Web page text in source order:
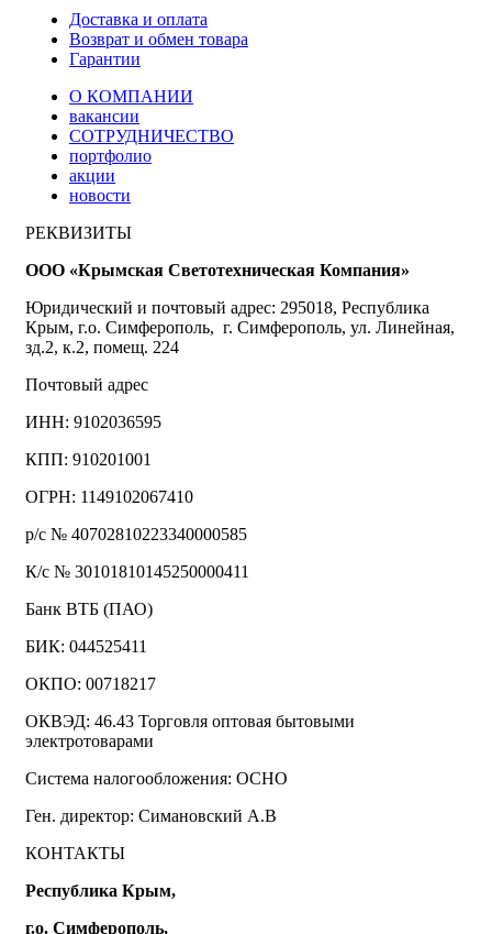
Доставка и оплата
Возврат и обмен товара
Гарантии
О КОМПАНИИ
вакансии
СОТРУДНИЧЕСТВО
портфолио
акции
новости
РЕКВИЗИТЫ
ООО «Крымская Светотехническая Компания»
Юридический и почтовый адрес: 295018, Республика
Крым, г.о. Симферополь, г. Симферополь, ул. Линейная,
зд.2, к.2, помещ. 224
Почтовый адрес
ИНН: 9102036595
КПП: 910201001
ОГРН: 1149102067410
р/с № 40702810223340000585
К/с № 30101810145250000411
Банк ВТБ (ПАО)
БИК: 044525411
ОКПО: 00718217
ОКВЭД: 46.43 Торговля оптовая бытовыми
электротоварами
Система налогообложения: ОСНО
Ген. директор: Симановский А.В
КОНТАКТЫ
Республика Крым,
г.о. Симферополь,